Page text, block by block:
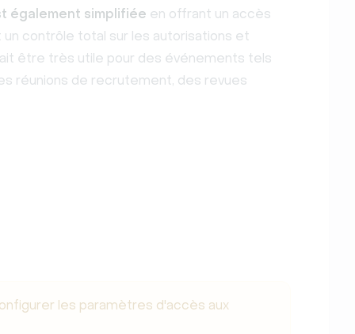
également simplifiée en offrant un accès
contrôle total sur les autorisations et
être très utile pour des événements tels
réunions de recrutement, des revues
les paramètres d'accès aux